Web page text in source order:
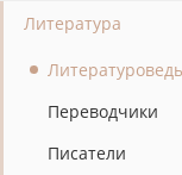
Литература
Переводчики
Писатели